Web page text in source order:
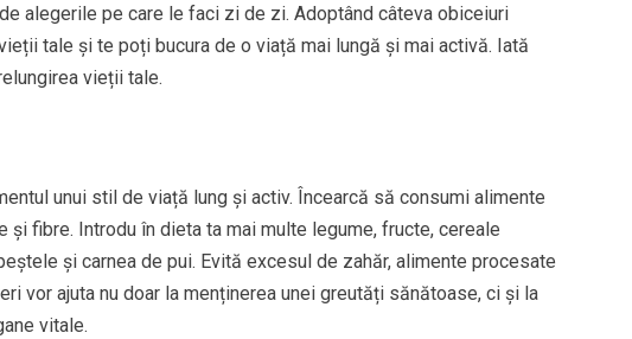
alegerile pe care le faci zi de zi. Adoptând câteva obiceiuri
tale și te poți bucura de o viață mai lungă și mai activă. Iată
vieții tale.
unui stil de viață lung și activ. Încearcă să consumi alimente
și fibre. Introdu în dieta ta mai multe legume, fructe, cereale
și carnea de pui. Evită excesul de zahăr, alimente procesate
vor ajuta nu doar la menținerea unei greutăți sănătoase, ci și la
vitale.